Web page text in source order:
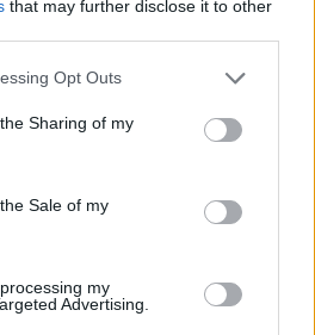
that may further disclose it to other
Opt Outs
Sharing of my
Sale of my
my
Advertising.
archívuma